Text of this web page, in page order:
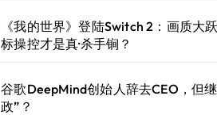
《我的世界》登陆Switch 2：画质大
标操控才是真·杀手锏？
谷歌DeepMind创始人辞去CEO，但
政”？